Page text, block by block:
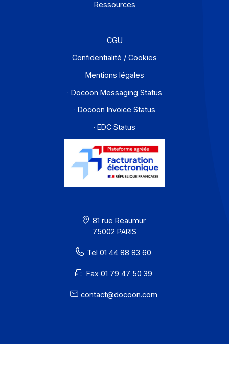
À propos
Ressources
CGU
Confidentialité / Cookies
Mentions légales
· Docoon Messaging Status
· EDC Status
75002 PARIS